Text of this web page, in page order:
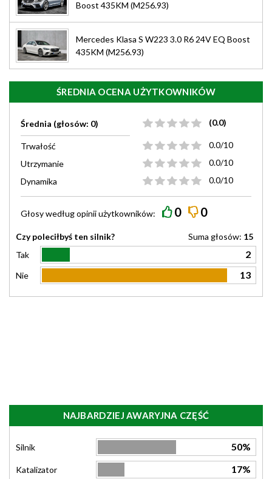
Boost 435KM (M256.93)
Mercedes Klasa S W223 3.0 R6 24V EQ Boost
435KM (M256.93)
ŚREDNIA OCENA UŻYTKOWNIKÓW
Średnia (głosów: 0) (0.0)
Trwałość
0.0/10
Utrzymanie
0.0/10
Dynamika
0.0/10
Głosy wedługopiniiużytkowników: 0 0
Czy poleciłbyś ten silnik? Suma głosów: 15
Tak
2
Nie 13
NAJBARDZIEJ AWARYJNA CZĘŚĆ
Silnik 50%
Katalizator 17%